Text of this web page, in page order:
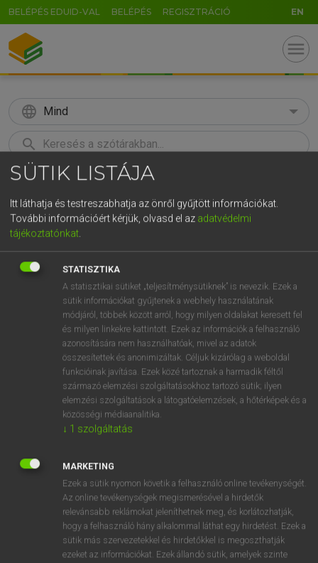
BELÉPÉS EDUID-VAL BELÉPÉS REGISZTRÁCIÓ EN
menu
language Mind
search
KERESÉS
Európai uniós terminológiai szótár
VAN ELŐFIZETÉSED?
Van előfizetésem a teljes szócikk megtekintéséhez.
BELÉPÉS
NINCS ELŐFIZETÉSED?
Nincs regisztrációm és előfizetésem. A szótár 2 órás,
díjmentes próbaverziójának elindításához regisztrálok és
belépek.
SÜTIK LISTÁJA
Itt láthatja és testreszabhatja az önről gyűjtött információkat.
További információért kérjük, olvasd el az adatvédelmi
tájékoztatónkat.
STATISZTIKA
A statisztikai sütiket „teljesítménysütiknek” is nevezik. Ezek a
sütik információkat gyűjtenek a webhely használatának
módjáról, többek között arról, hogy milyen oldalakat keresett fel
és milyen linkekre kattintott. Ezek az információk a felhasználó
azonosítására nem használhatóak, mivel az adatok
összesítettek és anonimizáltak. Céljuk kizárólag a weboldal
funkcióinak javítása. Ezek közé tartoznak a harmadik féltől
származó elemzési szolgáltatásokhoz tartozó sütik; ilyen
elemzési szolgáltatások a látogatóelemzések, a hőtérképek és a
közösségi médiaanalitika.
↓ 1 szolgáltatás
MARKETING
Ezek a sütik nyomon követik a felhasználó online tevékenységét.
Az online tevékenységek megismerésével a hirdetők
relevánsabb reklámokat jeleníthetnek meg, és korlátozhatják,
hogy a felhasználó hány alkalommal láthat egy hirdetést. Ezek a
sütik más szervezetekkel és hirdetőkkel is megoszthatják
ezeket az információkat. Ezek állandó sütik, amelyek szinte
GR
t z u i o p
g h j k l é á ű Ω
n m , . AltGr